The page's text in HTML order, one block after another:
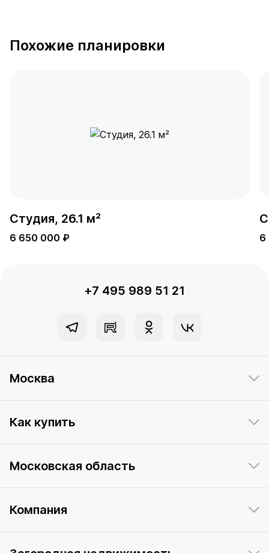
Похожие планировки
Студия, 26.1 м²
6 650 000 ₽ 6
+7 495 989 51 21
Москва
Как купить
Московская область
Компания